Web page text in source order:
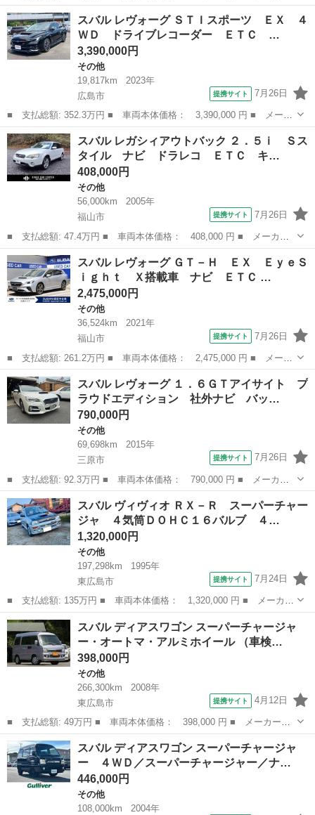
名： スバル ■ 車種名： レヴォーグ ■ グレード名： １．６Ｇ
Ｔアイサイト プラウドエディション 全国ロング保証付 特別限定
車 衝突被害...
広島 広島市
スバル レヴォーグ ＳＴＩスポーツ ＥＸ ４
ＷＤ ドライブレコーダー ＥＴＣ …
3,390,000円
その他
19,817km
2023年
広島市
提携サイト 7月26日
■ 支払総額: 352.3万円 ■ 車両本体価格： 3,390,000 円 ■ メーカ
ー名： スバル ■ 車種名： レヴォーグ ■ グレード名： ＳＴＩ
スポーツ ＥＸ ４ＷＤ ドライブレコーダー ＥＴＣ バックカメ
ラ サイ...
広島 広島市
スバル レガシィアウトバック ２．５ｉ Ｓス
タイル ナビ ドラレコ ＥＴＣ キ…
408,000円
その他
56,000km
2005年
福山市
提携サイト 7月26日
■ 支払総額: 47.4万円 ■ 車両本体価格： 408,000 円 ■ メーカー
名： スバル ■ 車種名： レガシィアウトバック ■ グレード
名： ２．５ｉ Ｓスタイル ナビ ドラレコ ＥＴＣ キーレスエ
ントリー フロン...
広島 福山市
スバル レヴォーグ ＧＴ－Ｈ ＥＸ ＥｙｅＳ
ｉｇｈｔ Ｘ搭載車 ナビ ＥＴＣ …
2,475,000円
その他
36,524km
2021年
福山市
提携サイト 7月26日
■ 支払総額: 261.2万円 ■ 車両本体価格： 2,475,000 円 ■ メーカ
ー名： スバル ■ 車種名： レヴォーグ ■ グレード名： ＧＴ－
Ｈ ＥＸ ＥｙｅＳｉｇｈｔ Ｘ搭載車 ナビ ＥＴＣ ■ 排気
量： 18...
広島 福山市
スバル レヴォーグ １．６ＧＴアイサイト プ
ラウドエディション 社外ナビ バッ…
790,000円
その他
69,698km
2015年
三原市
提携サイト 7月26日
■ 支払総額: 92.3万円 ■ 車両本体価格： 790,000 円 ■ メーカー
名： スバル ■ 車種名： レヴォーグ ■ グレード名： １．６Ｇ
Ｔアイサイト プラウドエディション 社外ナビ バックカメラ Ｅ
ＴＣ Ｅｙｅ...
広島 三原市
スバル ヴィヴィオ ＲＸ－Ｒ スーパーチャー
ジャ ４気筒ＤＯＨＣ１６バルブ ４…
1,320,000円
その他
197,298km
1995年
東広島市
提携サイト 7月24日
■ 支払総額: 135万円 ■ 車両本体価格： 1,320,000 円 ■ メーカー
名： スバル ■ 車種名： ヴィヴィオ ■ グレード名： ＲＸ－
Ｒ スーパーチャージャ ４気筒ＤＯＨＣ１６バルブ ４駆 ５速
ＡＣ ＰＳ ...
広島 東広島市 その他
スバル ディアスワゴン スーパーチャージャ
ー・オートマ・アルミホイール （車検…
398,000円
その他
266,300km
2008年
東広島市
提携サイト 4月12日
■ 支払総額: 49万円 ■ 車両本体価格： 398,000 円 ■ メーカー
名： スバル ■ 車種名： ディアスワゴン ■ グレード名： スー
パーチャージャー・オートマ・アルミホイール ■ 排気量： 660cc
■ ドア...
広島 東広島市 その他
スバル ディアスワゴン スーパーチャージャ
ー ４ＷＤ／スーパーチャージャー／ナ…
446,000円
その他
108,000km
2004年